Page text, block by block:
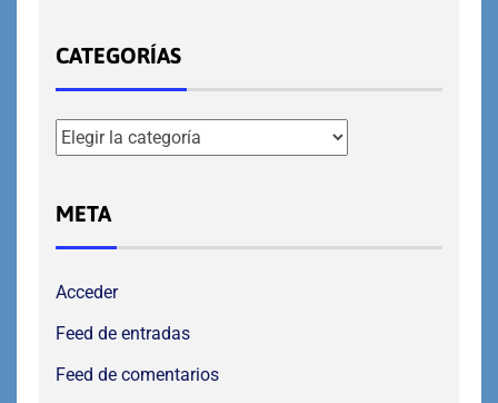
CATEGORÍAS
META
Acceder
Feed de entradas
Feed de comentarios